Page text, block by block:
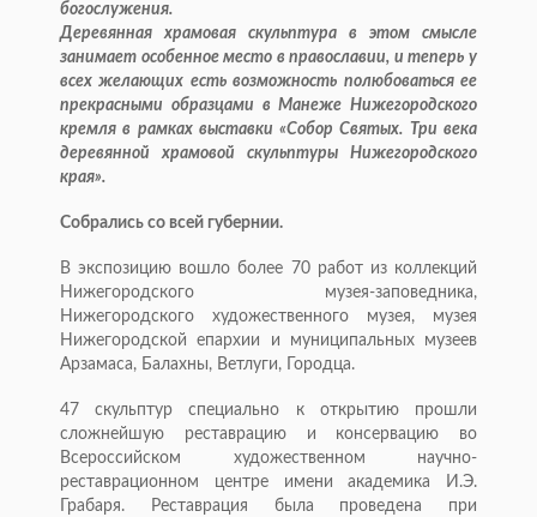
богослужения.
Деревянная храмовая скульптура в этом смысле
занимает особенное место в православии, и теперь у
всех желающих есть возможность полюбоваться ее
прекрасными образцами в Манеже Нижегородского
кремля в рамках выставки «Собор Святых. Три века
деревянной храмовой скульптуры Нижегородского
края».
Собрались со всей губернии.
В экспозицию вошло более 70 работ из коллекций
Нижегородского музея-заповедника,
Нижегородского художественного музея, музея
Нижегородской епархии и муниципальных музеев
Арзамаса, Балахны, Ветлуги, Городца.
47 скульптур специально к открытию прошли
сложнейшую реставрацию и консервацию во
Всероссийском художественном научно-
реставрационном центре имени академика И.Э.
Грабаря. Реставрация была проведена при